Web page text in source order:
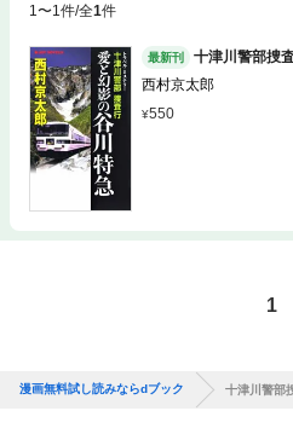
1〜1件/全1件
最新刊
十津川警部捜
西村京太郎
550
1
漫画無料試し読みならdブック 十津川警部